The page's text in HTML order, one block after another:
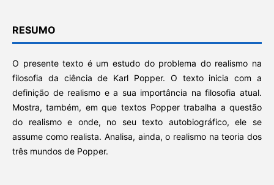
RESUMO
O presente texto é um estudo do problema do realismo na
filosofia da ciência de Karl Popper. O texto inicia com a
definição de realismo e a sua importância na filosofia atual.
Mostra, também, em que textos Popper trabalha a questão
do realismo e onde, no seu texto autobiográfico, ele se
assume como realista. Analisa, ainda, o realismo na teoria dos
três mundos de Popper.